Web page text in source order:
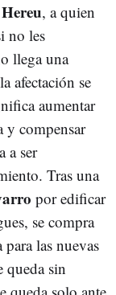
, a quien
no les
llega una
afectación se
aumentar
y compensar
a ser
Tras una
por edificar
se compra
las nuevas
queda sin